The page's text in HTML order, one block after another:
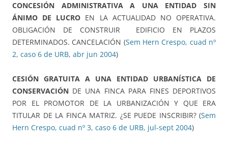
CONCESIÓN ADMINISTRATIVA A UNA ENTIDAD SIN
ÁNIMO DE LUCRO EN LA ACTUALIDAD NO OPERATIVA.
OBLIGACIÓN DE CONSTRUIR EDIFICIO EN PLAZOS
DETERMINADOS. CANCELACIÓN (Sem Hern Crespo, cuad nº
2, caso 6 de URB, abr jun 2004)
CESIÓN GRATUITA A UNA ENTIDAD URBANÍSTICA DE
CONSERVACIÓN DE UNA FINCA PARA FINES DEPORTIVOS
POR EL PROMOTOR DE LA URBANIZACIÓN Y QUE ERA
TITULAR DE LA FINCA MATRIZ. ¿SE PUEDE INSCRIBIR? (Sem
Hern Crespo, cuad nº 3, caso 6 de URB, jul-sept 2004)